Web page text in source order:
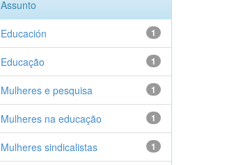
Assunto
1
Educación
1
Educação
1
Mulheres e pesquisa
1
Mulheres na educação
1
Mulheres sindicalistas